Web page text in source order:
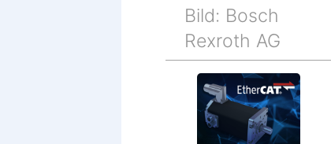
Bild: Bosch
Rexroth AG